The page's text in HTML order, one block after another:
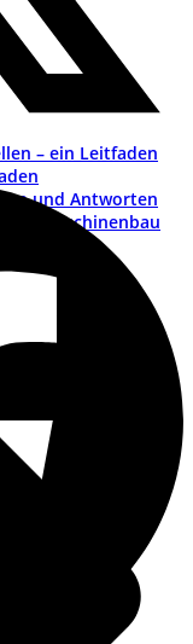
– ein Leitfaden
und Antworten
im Maschinenbau